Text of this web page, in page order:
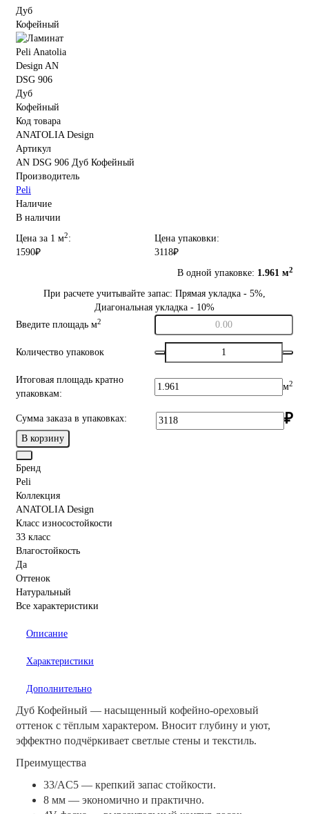
Код товара
ANATOLIA Design
Артикул
AN DSG 906 Дуб Кофейный
Производитель
Peli
Наличие
В наличии
Цена за 1 м2:
1590₽
Цена упаковки:
3118₽
В одной упаковке: 1.961 м2
При расчете учитывайте запас: Прямая укладка - 5%,
Диагональная укладка - 10%
Введите площадь м2
Количество упаковок
Итоговая площадь кратно
упаковкам:
м2
Сумма заказа в упаковках: ₽
В корзину
Бренд
Peli
Коллекция
ANATOLIA Design
Класс износостойкости
33 класс
Влагостойкость
Да
Оттенок
Натуральный
Все характеристики
Описание
Характеристики
Дополнительно
Дуб Кофейный — насыщенный кофейно‑ореховый
оттенок с тёплым характером. Вносит глубину и уют,
эффектно подчёркивает светлые стены и текстиль.
Преимущества
33/AC5 — крепкий запас стойкости.
8 мм — экономично и практично.